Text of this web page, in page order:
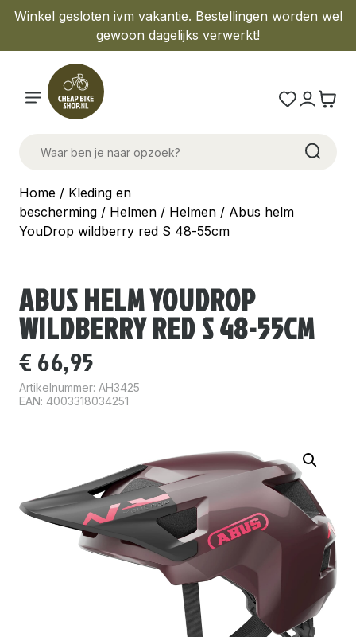
Winkel gesloten ivm vakantie. Bestellingen worden wel
gewoon dagelijks verwerkt!
Home / Kleding en
bescherming / Helmen / Helmen / Abus helm
YouDrop wildberry red S 48-55cm
ABUS HELM YOUDROP
WILDBERRY RED S 48-55CM
€ 66,95
Artikelnummer: AH3425
EAN: 4003318034251